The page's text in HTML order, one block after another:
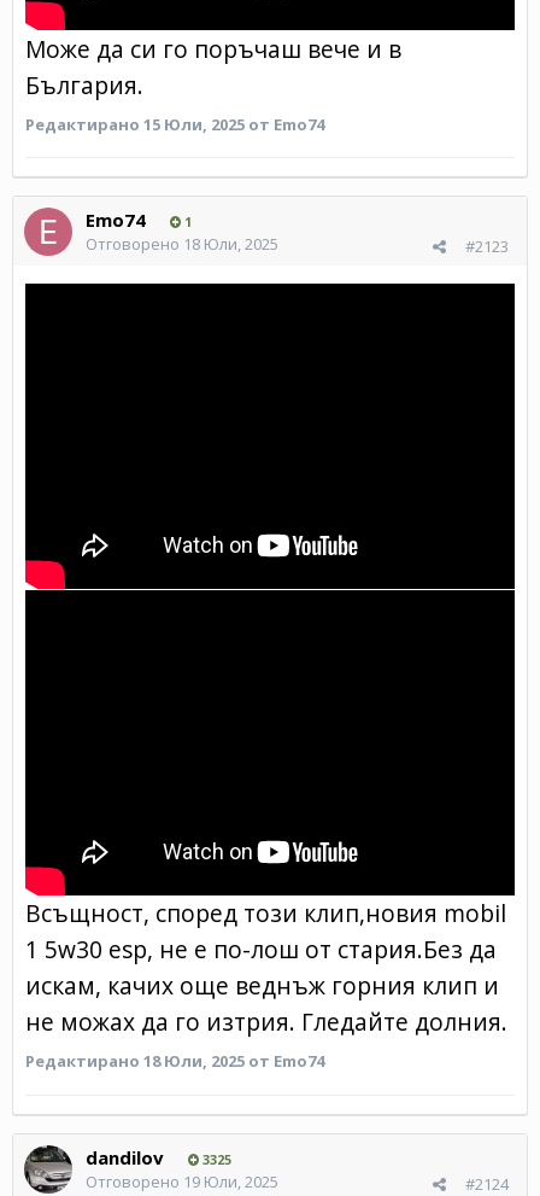
Може да си го поръчаш вече и в
България.
Редактирано 15 Юли, 2025 от Emo74
Emo74 1
#2123
Отговорено 18 Юли, 2025
Всъщност, според този клип,новия mobil
1 5w30 esp, не е по-лош от стария.Без да
искам, качих още веднъж горния клип и
не можах да го изтрия. Гледайте долния.
Редактирано 18 Юли, 2025 от Emo74
dandilov 3325
#2124
Отговорено 19 Юли, 2025